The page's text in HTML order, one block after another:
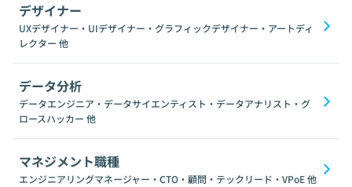
デザイナー
UXデザイナー・UIデザイナー・グラフィックデザイナー・アートディ
レクター 他
データ分析
データエンジニア・データサイエンティスト・データアナリスト・グ
ロースハッカー 他
マネジメント職種
エンジニアリングマネージャー・CTO・顧問・テックリード・VPoE他